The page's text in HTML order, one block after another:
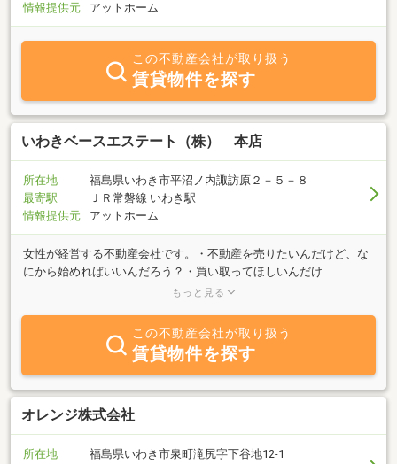
情報提供元
アットホーム
この不動産会社が取り扱う
賃貸物件を探す
いわきベースエステート（株） 本店
所在地
福島県いわき市平沼ノ内諏訪原２－５－８
最寄駅
ＪＲ常磐線 いわき駅
情報提供元
アットホーム
女性が経営する不動産会社です。・不動産を売りたいんだけど、な
にから始めればいいんだろう？・買い取ってほしいんだけ
ど・・・？・住んだままで売却したい。・相続財産だけど、どんな
ションに住みたいんだけど、新築業者の査定に不安。・リフォーム
したいんだけど、いいリフォーム屋さんないかなぁ？不動産に関わ
る悩みも尽きませんよね。「いわきベース・エステート(株)」へ、
お気軽にご相談下さい。
もっと見る
この不動産会社が取り扱う
賃貸物件を探す
オレンジ株式会社
所在地
福島県いわき市泉町滝尻字下谷地12-1